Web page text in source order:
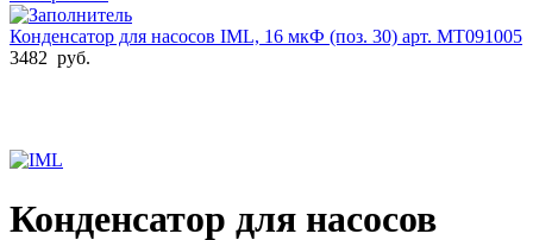
Конденсатор для насосов IML, 16 мкФ (поз. 30) арт. MT091005
3482 руб.
Конденсатор для насосов